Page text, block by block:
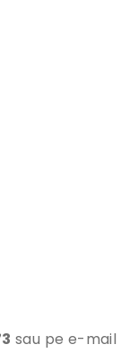
sau pe e-mail